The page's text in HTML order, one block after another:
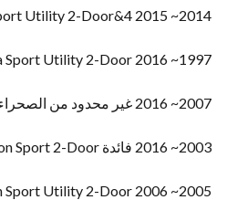
2014~ 2015 Willys Wheeler Sport Utility 2-Door&4-باب
1997~ 2016 Sahara Sport Utility 2-Door
2007~ 2016 غير محدود من الصحراء الرياضية 4 أبواب
2003~ 2016 فائدة Rubicon Sport 2-Door
2005~ 2006 Unlimited Rubicon Sport Utility 2-Door